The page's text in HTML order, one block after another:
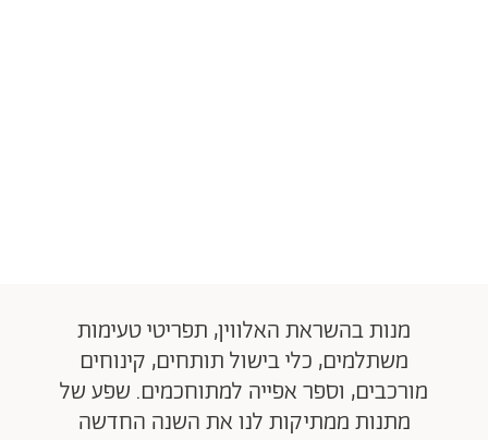
מנות בהשראת האלווין, תפריטי טעימות
משתלמים, כלי בישול תותחים, קינוחים
מורכבים, וספר אפייה למתוחכמים. שפע של
מתנות ממתיקות לנו את השנה החדשה